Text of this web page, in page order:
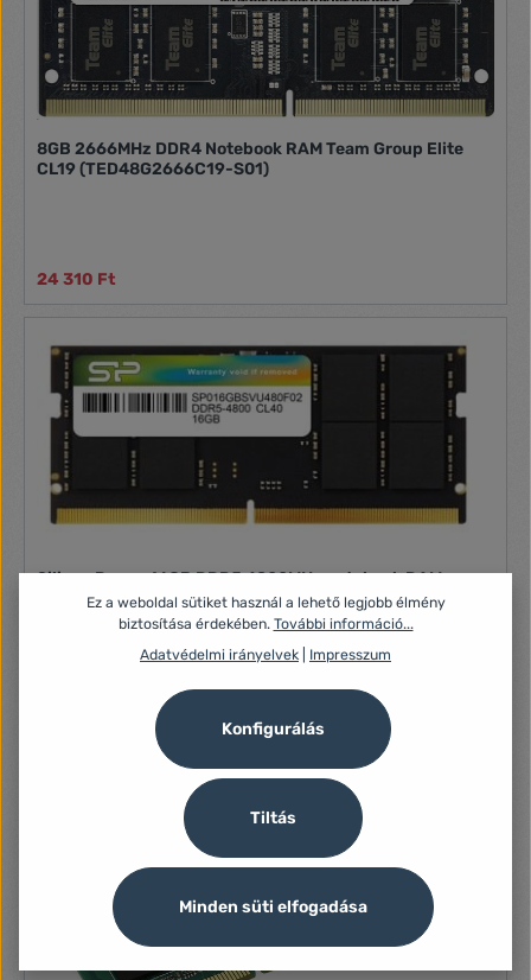
8GB 2666MHz DDR4 Notebook RAM Team Group Elite
CL19 (TED48G2666C19-S01)
24 310 Ft
Silicon Power 16GB DDR5 4800MHz notebook RAM -
SP016GBSVU480F02
16GB DDR5 4800MHz, CL40, SO-DIMM
Ez a weboldal sütiket használ a lehető legjobb élmény
biztosítása érdekében. További információ...
Adatvédelmi irányelvek
Impresszum
Tiltás
Konfigurálás
Minden süti elfogadása